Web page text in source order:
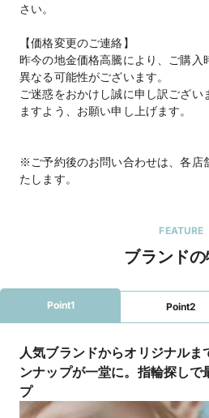
さい。
【価格変更のご連絡】
昨今の地金価格高騰により、ご購入
異なる可能性がございます。
ご迷惑をおかけし誠に申し訳ござい
ますよう、お願い申し上げます。
※ご予約後のお問い合わせは、各店
たします。
FEATURE
ブランド
Point1 Point2
人気ブランドからオリジナルま
ンナップが一堂に。指輪探しで
プ